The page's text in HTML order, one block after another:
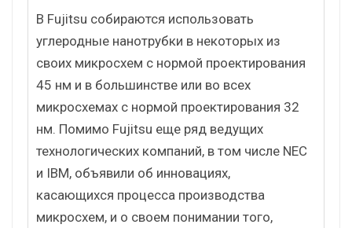
В Fujitsu собираются использовать
углеродные нанотрубки в некоторых из
своих микросхем с нормой проектирования
45 нм и в большинстве или во всех
микросхемах с нормой проектирования 32
нм. Помимо Fujitsu еще ряд ведущих
технологических компаний, в том числе NEC
и IBM, объявили об инновациях,
касающихся процесса производства
микросхем, и о своем понимании того,